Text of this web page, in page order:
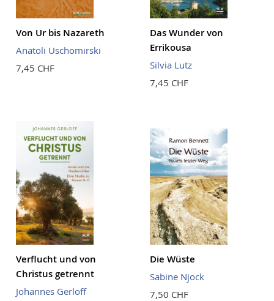
Von Ur bis Nazareth
Anatoli Uschomirski
7,45 CHF
Das Wunder von
Errikousa
Silvia Lutz
7,45 CHF
Verflucht und von
Christus getrennt
Johannes Gerloff
Die Wüste
Sabine Njock
7,50 CHF